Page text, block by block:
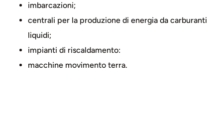
imbarcazioni;
centrali per la produzione di energia da carburanti
liquidi;
impianti di riscaldamento:
macchine movimento terra.